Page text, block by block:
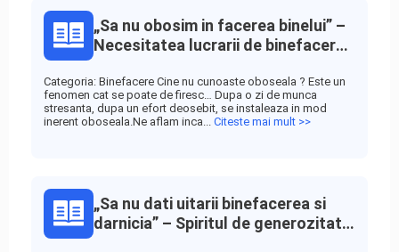
„Sa nu obosim in facerea binelui” –
Necesitatea lucrarii de binefacere -
Categoria: Binefacere Cine nu cunoaste oboseala ? Este un
fenomen cat se poate de firesc… Dupa o zi de munca
stresanta, dupa un efort deosebit, se instaleaza in mod
inerent oboseala.Ne aflam inca... Citeste mai mult >>
„Sa nu dati uitarii binefacerea si
darnicia” – Spiritul de generozitate